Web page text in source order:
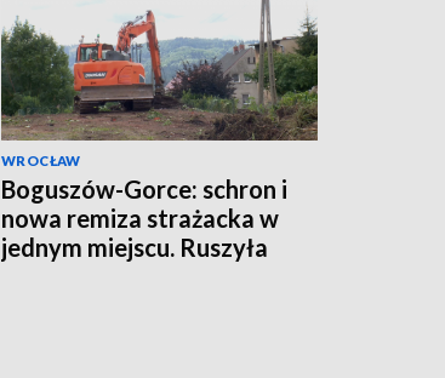
WROCŁAW
Boguszów-Gorce: schron i
nowa remiza strażacka w
jednym miejscu. Ruszyła